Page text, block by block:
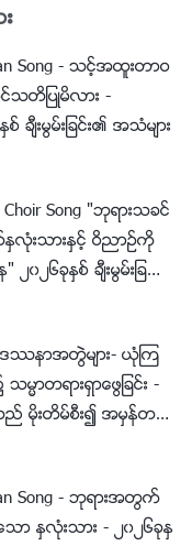
Song - သင့္အထူးတာဝ
တိျပဳမိလား -
စ္ ခ်ီးမြမ္းျခင္း၏ အသံမ်ား
Choir Song "ဘုရားသခင္
လုံးသားႏွင့္ ဝိညာဥ္ကို
" ၂၀၂၆ခုႏွစ္ ခ်ီးမြမ္းျခ
ဒႆနာအတြဲမ်ား- ယုံၾက
သမၼာတရားရွာေဖြျခင္း -
မိုးတိမ္စီး၍ အမွန္တက
Song - ဘုရားအတြက္
သာ ႏွလုံးသား - ၂၀၂၆ခုႏွ